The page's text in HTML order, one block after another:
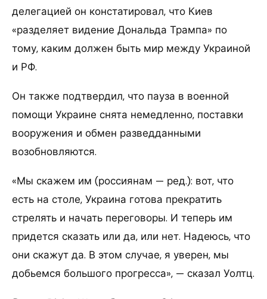
делегацией он констатировал, что Киев
«разделяет видение Дональда Трампа» по
тому, каким должен быть мир между Украиной
и РФ.
Он также подтвердил, что пауза в военной
помощи Украине снята немедленно, поставки
вооружения и обмен разведданными
возобновляются.
«Мы скажем им (россиянам — ред.): вот, что
есть на столе, Украина готова прекратить
стрелять и начать переговоры. И теперь им
придется сказать или да, или нет. Надеюсь, что
они скажут да. В этом случае, я уверен, мы
добьемся большого прогресса», — сказал Уолтц.